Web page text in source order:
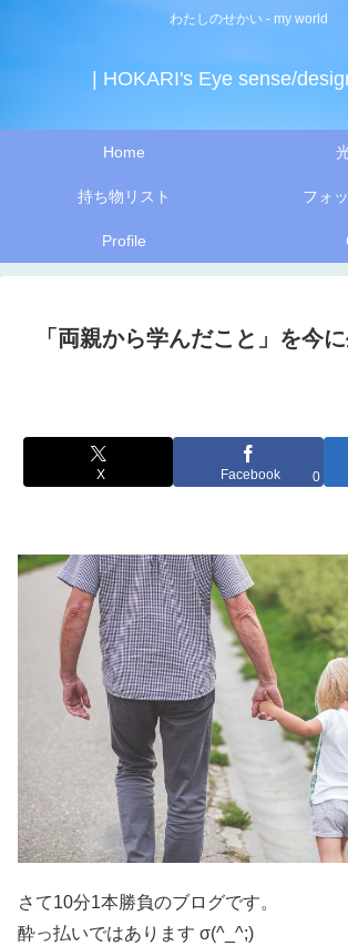
わたしのせかい - my world
| HOKARI's Eye sense/
Home
持ち物リスト フォ
Profile
「両親から学んだこと」を今に
X Facebook 0
さて10分1本勝負のブログです。
酔っ払いではあります σ(^_^;)